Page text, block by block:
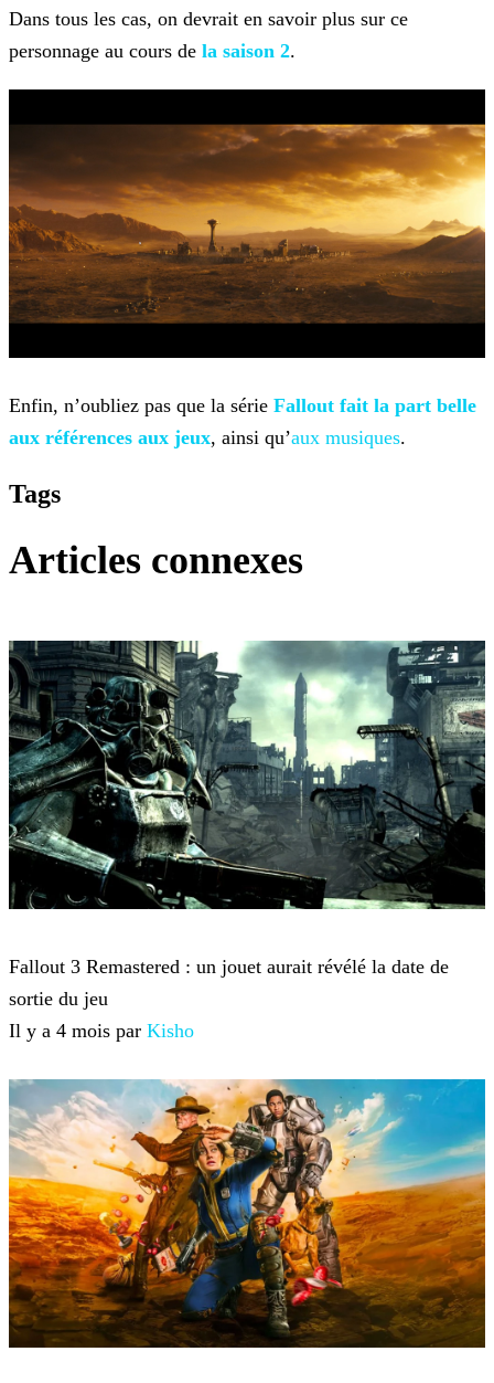
Dans tous les cas, on devrait en savoir plus sur ce
personnage au cours de la saison 2.
Enfin, n’oubliez pas que la série Fallout fait la part belle
aux références aux jeux, ainsi qu’aux musiques.
Tags
Articles connexes
Fallout 3 Remastered : un jouet aurait révélé la date de
sortie du jeu
Il y a 4 mois par Kisho